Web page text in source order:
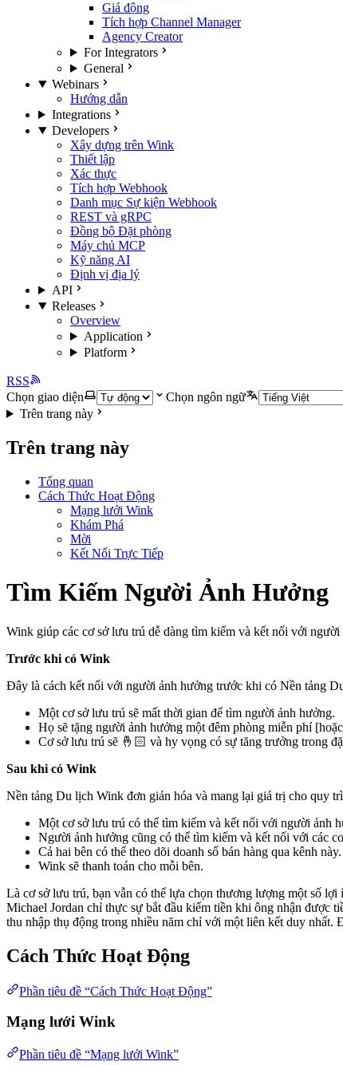
Giá động
Tích hợp Channel Manager
Agency Creator
For Integrators
General
Webinars
Hướng dẫn
Integrations
Developers
Xây dựng trên Wink
Thiết lập
Xác thực
Tích hợp Webhook
Danh mục Sự kiện Webhook
REST và gRPC
Đồng bộ Đặt phòng
Máy chủ MCP
Kỹ năng AI
Định vị địa lý
API
Releases
Overview
Application
Platform
RSS
Chọn giao diện
Chọn ngôn ngữ
Trên trang này
Trên trang này
Tổng quan
Cách Thức Hoạt Động
Mạng lưới Wink
Khám Phá
Mời
Kết Nối Trực Tiếp
Tìm Kiếm Người Ảnh Hưởng
Wink giúp các cơ sở lưu trú dễ dàng tìm kiếm và kết nối với
Trước khi có Wink
Đây là cách kết nối với người ảnh hưởng trước khi có Nền tảng
Một cơ sở lưu trú sẽ mất thời gian để tìm người ảnh hưởng.
Họ sẽ tặng người ảnh hưởng một đêm phòng miễn phí
Cơ sở lưu trú sẽ 🤞🏻 và hy vọng có sự tăng trưởng trong
Sau khi có Wink
Nền tảng Du lịch Wink đơn giản hóa và mang lại giá trị cho quy
Một cơ sở lưu trú có thể tìm kiếm và kết nối với người ảnh
Người ảnh hưởng cũng có thể tìm kiếm và kết nối với các
Cả hai bên có thể theo dõi doanh số bán hàng qua kênh này.
Wink sẽ thanh toán cho mỗi bên.
Là cơ sở lưu trú, bạn vẫn có thể lựa chọn thương lượng một số
Michael Jordan chỉ thực sự bắt đầu kiếm tiền khi ông nhận được
thu nhập thụ động trong nhiều năm chỉ với một liên kết duy nhất.
Cách Thức Hoạt Động
Phần tiêu đề “Cách Thức Hoạt Động”
Mạng lưới Wink
Phần tiêu đề “Mạng lưới Wink”